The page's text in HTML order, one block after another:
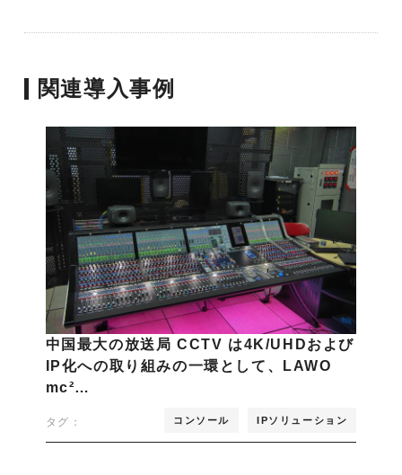
関連導入事例
中国最大の放送局 CCTV は4K/UHDおよび
IP化への取り組みの一環として、LAWO
mc²…
タグ： コンソール IPソリューション